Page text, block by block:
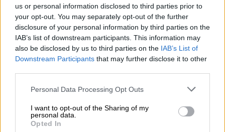
us or personal information disclosed to third parties prior to
your opt-out. You may separately opt-out of the further
disclosure of your personal information by third parties on the
IAB’s list of downstream participants. This information may
also be disclosed by us to third parties on the IAB’s List of
Downstream Participants that may further disclose it to other
Please note that this website/app uses one or more Google
not limited to your visit or usage behaviour. You may click to
grant or deny consent to Google and its third-party tags to
use your data for below specified purposes in below Google
Personal Data Processing Opt Outs
I want to opt-out of the Sharing of my
personal data.
Opted In
ΔΙΑΒΑΣΤΕ ΕΠΙΣΗΣ
Πολιτική|19.11.2021 16:06
Δένδιας σε Λε Ντριάν: Στρατηγικοί
σύμμαχοι Ελλάδα και Γαλλία
Αυτά τα σχήματα συνεργασίας εξυπηρετούν
τον στόχο της προώθησης της ειρήνης, της